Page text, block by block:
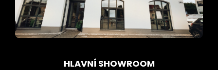
HLAVNÍ SHOWROOM